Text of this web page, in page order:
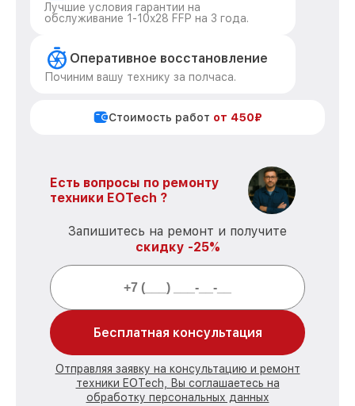
Лучшие условия гарантии на
обслуживание 1-10x28 FFP на 3 года.
Оперативное восстановление
Починим вашу технику за полчаса.
Стоимость работ от 450₽
Есть вопросы по ремонту
техники EOTech ?
Запишитесь на ремонт и получите
скидку -25%
Бесплатная консультация
Отправляя заявку на консультацию и ремонт
техники EOTech, Вы соглашаетесь на
обработку персональных данных